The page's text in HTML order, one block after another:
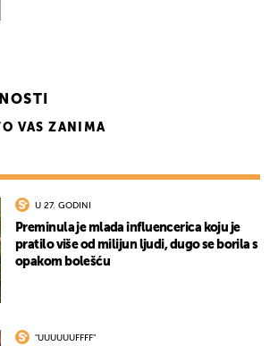
VAS ZANIMA
U 27. GODINI
Preminula je mlada influencerica koju je
pratilo više od milijun ljudi, dugo se borila s
opakom bolešću
"UUUUUUFFFF"